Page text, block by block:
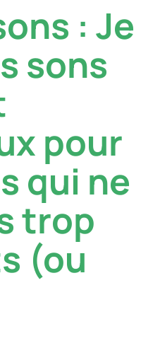
: Je
sons
pour
qui ne
trop
(ou